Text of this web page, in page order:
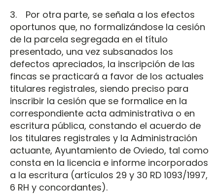
3. Por otra parte, se señala a los efectos
oportunos que, no formalizándose la cesión
de la parcela segregada en el título
presentado, una vez subsanados los
defectos apreciados, la inscripción de las
fincas se practicará a favor de los actuales
titulares registrales, siendo preciso para
inscribir la cesión que se formalice en la
correspondiente acta administrativa o en
escritura pública, constando el acuerdo de
los titulares registrales y la Administración
actuante, Ayuntamiento de Oviedo, tal como
consta en la licencia e informe incorporados
a la escritura (artículos 29 y 30 RD 1093/1997,
6 RH y concordantes).